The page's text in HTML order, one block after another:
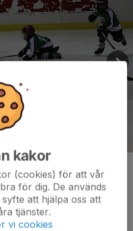
kakor
(cookies) för att vår
för dig. De används
att hjälpa oss att
tjänster.
vi cookies